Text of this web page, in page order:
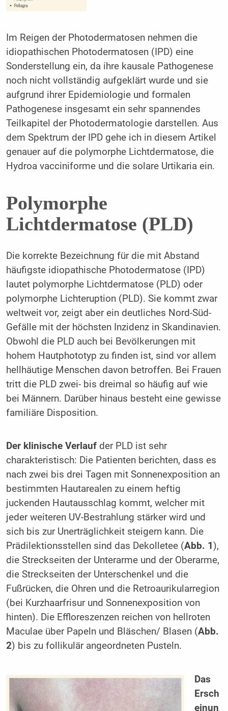
Im Reigen der Photodermatosen nehmen die
idiopathischen Photodermatosen (IPD) eine
Sonderstellung ein, da ihre kausale Pathogenese
noch nicht vollständig aufgeklärt wurde und sie
aufgrund ihrer Epidemiologie und formalen
Pathogenese insgesamt ein sehr spannendes
Teilkapitel der Photodermatologie darstellen. Aus
dem Spektrum der IPD gehe ich in diesem Artikel
genauer auf die polymorphe Lichtdermatose, die
Hydroa vacciniforme und die solare Urtikaria ein.
Polymorphe
Lichtdermatose (PLD)
Die korrekte Bezeichnung für die mit Abstand
häufigste idiopathische Photodermatose (IPD)
lautet polymorphe Lichtdermatose (PLD) oder
polymorphe Lichteruption (PLD). Sie kommt zwar
weltweit vor, zeigt aber ein deutliches Nord-Süd-
Gefälle mit der höchsten Inzidenz in Skandinavien.
Obwohl die PLD auch bei Bevölkerungen mit
hohem Hautphototyp zu finden ist, sind vor allem
hellhäutige Menschen davon betroffen. Bei Frauen
tritt die PLD zwei- bis dreimal so häufig auf wie
bei Männern. Darüber hinaus besteht eine gewisse
familiäre Disposition.
Der klinische Verlauf der PLD ist sehr
charakteristisch: Die Patienten berichten, dass es
nach zwei bis drei Tagen mit Sonnenexposition an
bestimmten Hautarealen zu einem heftig
juckenden Hautausschlag kommt, welcher mit
jeder weiteren UV-Bestrahlung stärker wird und
sich bis zur Unerträglichkeit steigern kann. Die
Prädilektionsstellen sind das Dekolletee (Abb. 1),
die Streckseiten der Unterarme und der Oberarme,
die Streckseiten der Unterschenkel und die
Fußrücken, die Ohren und die Retroaurikularregion
(bei Kurzhaarfrisur und Sonnenexposition von
hinten). Die Effloreszenzen reichen von hellroten
Maculae über Papeln und Bläschen/ Blasen (Abb.
2) bis zu follikulär angeordneten Pusteln.
Das
Ersch
einun